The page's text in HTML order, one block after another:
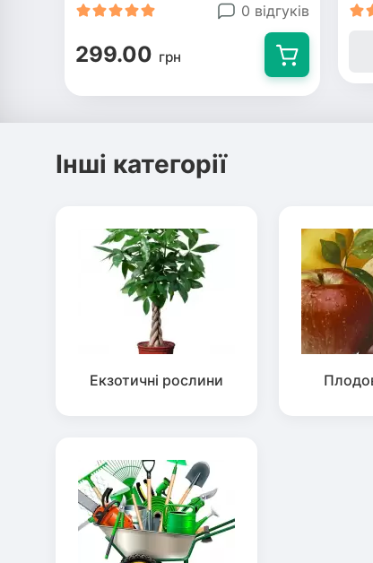
0 відгуків
299.00 грн
Інші категорії
Екзотичні рослини